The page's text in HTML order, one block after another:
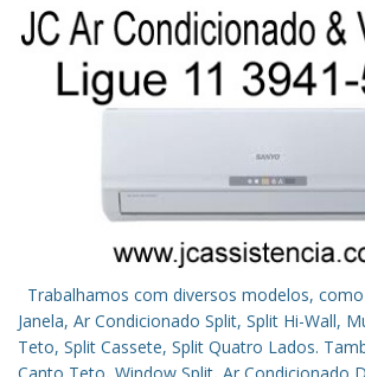
Trabalhamos com diversos modelos,
Janela, Ar Condicionado Split, Split Hi-Wall,
Teto, Split Cassete, Split Quatro Lados.